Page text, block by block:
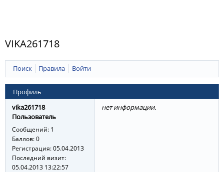
VIKA261718
Поиск Правила Войти
Профиль
vika261718
Пользователь
Сообщений: 1
Баллов:0
Регистрация:05.04.2013
Последний визит:
05.04.2013 13:22:57
нет информации.